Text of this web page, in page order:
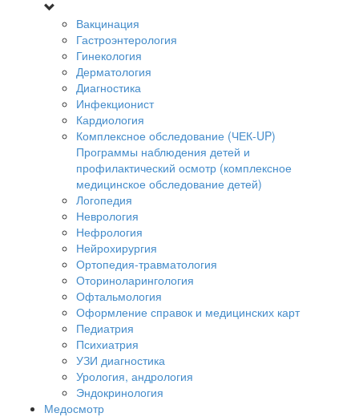
Вакцинация
Гастроэнтерология
Гинекология
Дерматология
Диагностика
Инфекционист
Кардиология
Комплексное обследование (ЧЕК-UP)
Программы наблюдения детей и
профилактический осмотр (комплексное
медицинское обследование детей)
Логопедия
Неврология
Нефрология
Нейрохирургия
Ортопедия-травматология
Оториноларингология
Офтальмология
Оформление справок и медицинских карт
Педиатрия
Психиатрия
УЗИ диагностика
Урология, андрология
Эндокринология
Медосмотр